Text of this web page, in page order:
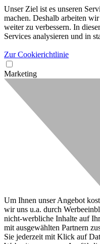
Unser Ziel ist es unseren
machen. Deshalb arbeiten
weiter zu verbessern. In
Services analysieren und in
Zur Cookierichtlinie
Marketing
Um Ihnen unser Angebot
wir uns u.a. durch
nicht-werbliche Inhalte auf
mit ausgewählten Partnern
Sie jederzeit mit Klick auf